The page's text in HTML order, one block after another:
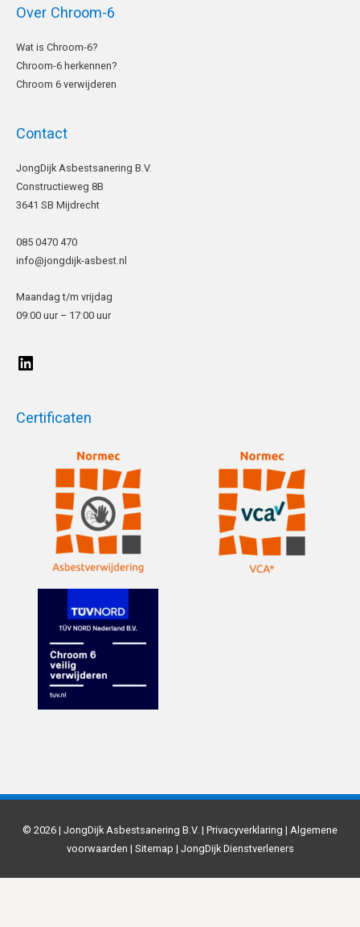
Over Chroom-6
Wat is Chroom-6?
Chroom-6 herkennen?
Chroom 6 verwijderen
Contact
JongDijk Asbestsanering B.V.
Constructieweg 8B
3641 SB Mijdrecht
085 0470 470
info@jongdijk-asbest.nl
Maandag t/m vrijdag
09:00 uur – 17:00 uur
LinkedIn
Certificaten
© 2026 | JongDijk Asbestsanering B.V. | Privacyverklaring | Algemene
voorwaarden | Sitemap | JongDijk Dienstverleners